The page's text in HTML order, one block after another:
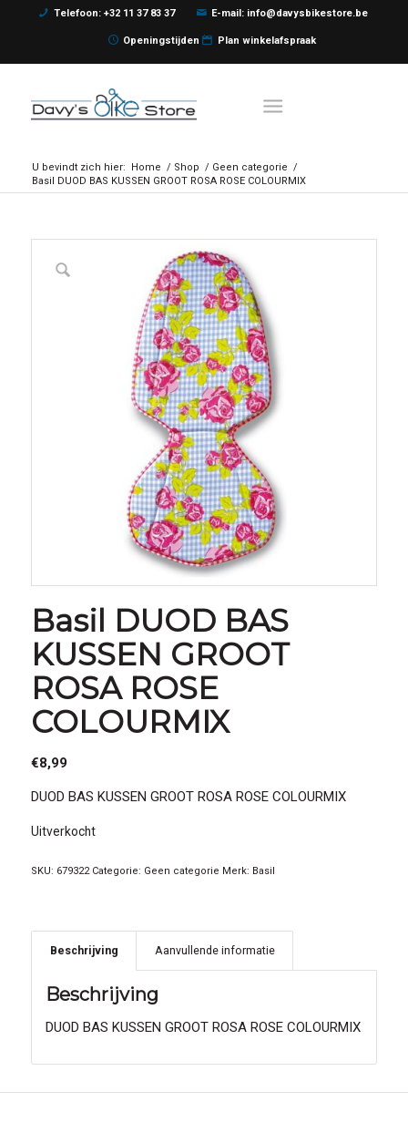
Telefoon: +32 11 37 83 37 E-mail: info@davysbikestore.be
Openingstijden Plan winkelafspraak
U bevindt zich hier: Home / Shop / Geen categorie /
Basil DUOD BAS KUSSEN GROOT ROSA ROSE COLOURMIX
Basil DUOD BAS
KUSSEN GROOT
ROSA ROSE
COLOURMIX
€8,99
DUOD BAS KUSSEN GROOT ROSA ROSE COLOURMIX
Uitverkocht
SKU: 679322 Categorie: Geen categorie Merk: Basil
Beschrijving Aanvullende informatie
Beschrijving
DUOD BAS KUSSEN GROOT ROSA ROSE COLOURMIX